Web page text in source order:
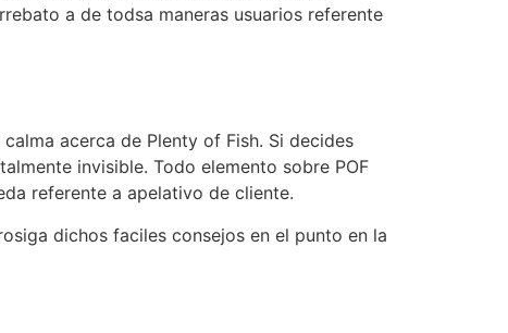
a de todsa maneras usuarios referente
acerca de Plenty of Fish. Si decides
invisible. Todo elemento sobre POF
referente a apelativo de cliente.
dichos faciles consejos en el punto en la